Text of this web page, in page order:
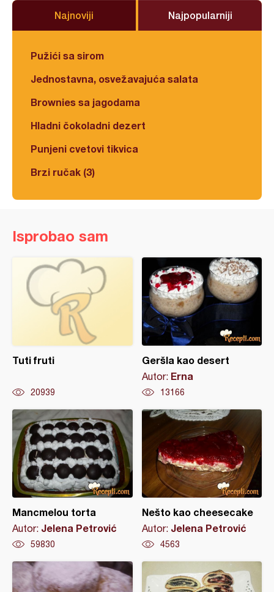
Najnoviji Najpopularniji
Pužići sa sirom
Jednostavna, osvežavajuća salata
Brownies sa jagodama
Hladni čokoladni dezert
Punjeni cvetovi tikvica
Brzi ručak (3)
Isprobao sam
Tuti fruti
20939
Geršla kao desert
Autor: Erna
13166
Mancmelou torta
Autor: Jelena Petrović
59830
Nešto kao cheesecake
Autor: Jelena Petrović
4563